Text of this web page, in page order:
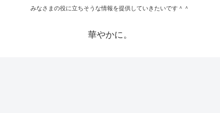
みなさまの役に立ちそうな情報を提供していきたいです＾＾
華やかに。